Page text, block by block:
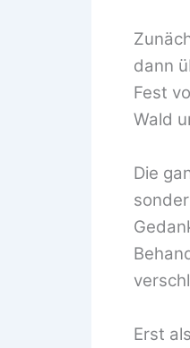
dann
Fest
Wald
Die
Erst